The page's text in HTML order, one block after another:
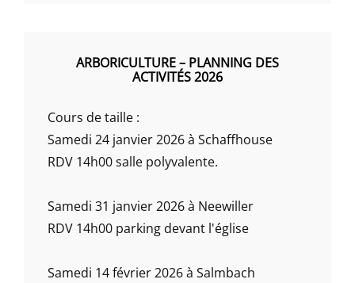
ARBORICULTURE – PLANNING DES
ACTIVITÉS 2026
Cours de taille :
Samedi 24 janvier 2026 à Schaffhouse
RDV 14h00 salle polyvalente.
Samedi 31 janvier 2026 à Neewiller
RDV 14h00 parking devant l'église
Samedi 14 février 2026 à Salmbach